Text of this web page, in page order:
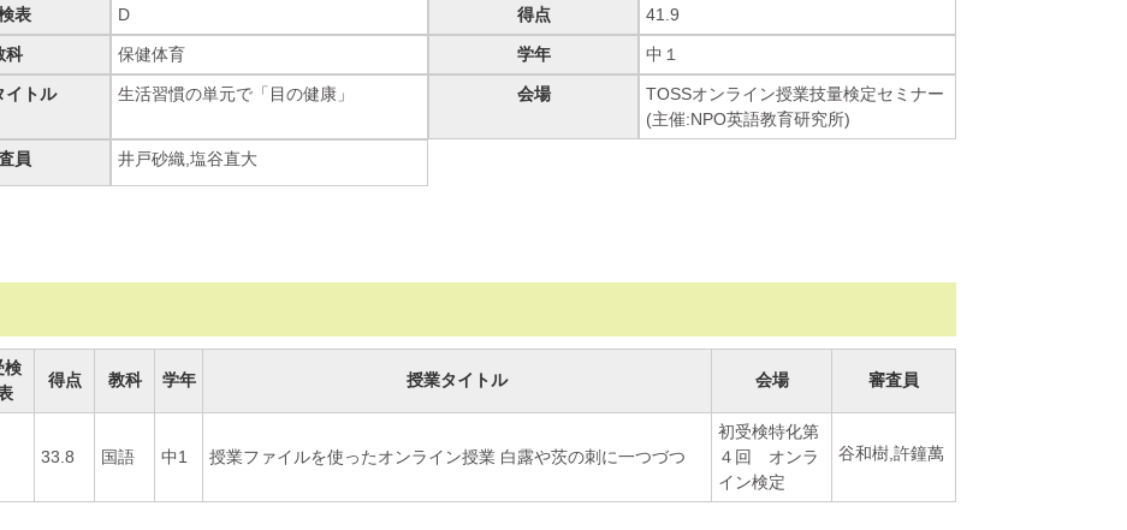
表 D 得点 41.9
科 保健体育 学年 中１
イトル 生活習慣の単元で「目の健康」 会場
TOSSオンライン授業技量検定セミナー
(主催:NPO英語教育研究所)
員 井戸砂織 塩谷直大
検
得点 教科 学年 授業タイトル 会場 審査員
33.8 国語 中1 授業ファイルを使ったオンライン授業 白露や茨の刺に一つづつ
初受検特化第
４回 オンラ
イン検定
谷和樹 許鐘萬